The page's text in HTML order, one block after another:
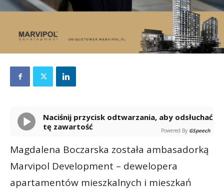
Naciśnij przycisk odtwarzania, aby odsłuchać
tę zawartość
Powered By GSpeech
Magdalena Boczarska została ambasadorką
Marvipol Development – dewelopera
apartamentów mieszkalnych i mieszkań